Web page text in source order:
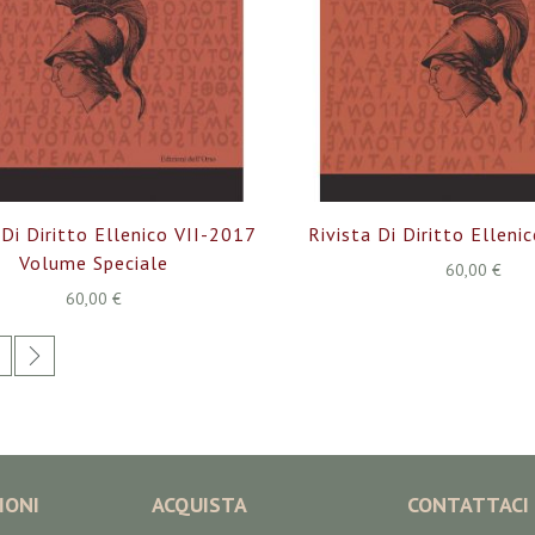
Diritto Ellenico VII-2017
Volume Speciale
60,00 €
Rivista Di Diritto
60,00 €
stai leggendo la pagina
ACQUISTA
CONTATTACI